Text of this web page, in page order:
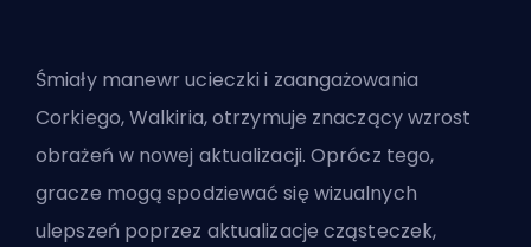
Śmiały manewr ucieczki i zaangażowania
Corkiego, Walkiria, otrzymuje znaczący wzrost
obrażeń w nowej aktualizacji. Oprócz tego,
gracze mogą spodziewać się wizualnych
ulepszeń poprzez aktualizacje cząsteczek,